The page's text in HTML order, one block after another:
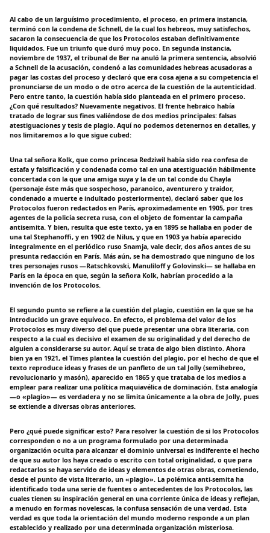
Al cabo de un larguísimo procedimiento, el proceso, en primera instancia,
terminó con la condena de Schnell, de la cual los hebreos, muy satisfechos,
sacaron la consecuencia de que los Protocolos estaban definitivamente
liquidados. Fue un triunfo que duró muy poco. En segunda instancia,
noviembre de 1937, el tribunal de Ber na anuló la primera sentencia, absolvió
a Schnell de la acusación, condenó a las comunidades hebreas acusadoras a
pagar las costas del proceso y declaró que era cosa ajena a su competencia el
pronunciarse de un modo o de otro acerca de la cuestión de la autenticidad.
Pero entre tanto, la cuestión había sido planteada en el primero proceso.
¿Con qué resultados? Nuevamente negativos. El frente hebraico había
tratado de lograr sus fines valiéndose de dos medios principales: falsas
atestiguaciones y tesis de plagio. Aquí no podemos detenernos en detalles, y
nos limitaremos a lo que sigue cubed:
Una tal señora Kolk, que como princesa Redziwil había sido rea confesa de
estafa y falsificación y condenada como tal en una atestiguación hábilmente
concertada con la que una amiga suya y la de un tal conde du Chayla
(personaje éste más que sospechoso, paranoico, aventurero y traidor,
condenado a muerte e indultado posteriormente), declaró saber que los
Protocolos fueron redactados en París, aproximadamente en 1905, por tres
agentes de la policía secreta rusa, con el objeto de fomentar la campaña
antisemita. Y bien, resulta que este texto, ya en 1895 se hallaba en poder de
una tal Stephanoffi, y en 1902 de Nilus, y que en 1903 ya había aparecido
integralmente en el periódico ruso Snamja, vale decir, dos años antes de su
presunta redacción en París. Más aún, se ha demostrado que ninguno de los
tres personajes rusos —Ratschkovski, Manuliloff y Golovinski— se hallaba en
París en la época en que, según la señora Kolk, habrían procedido a la
invención de los Protocolos.
El segundo punto se refiere a la cuestión del plagio, cuestión en la que se ha
introducido un grave equívoco. En efecto, el problema del valor de los
Protocolos es muy diverso del que puede presentar una obra literaria, con
respecto a la cual es decisivo el examen de su originalidad y del derecho de
alguien a considerarse su autor. Aquí se trata de algo bien distinto. Ahora
bien ya en 1921, el Times plantea la cuestión del plagio, por el hecho de que el
texto reproduce ideas y frases de un panfleto de un tal Jolly (semihebreo,
revolucionario y masón), aparecido en 1865 y que trataba de los medios a
emplear para realizar una política maquiavélica de dominación. Esta analogía
—o «plagio»— es verdadera y no se limita únicamente a la obra de Jolly, pues
se extiende a diversas obras anteriores.
Pero ¿qué puede significar esto? Para resolver la cuestión de si los Protocolos
corresponden o no a un programa formulado por una determinada
organización oculta para alcanzar el dominio universal es indiferente el hecho
de que su autor los haya creado o escrito con total originalidad, o que para
redactarlos se haya servido de ideas y elementos de otras obras, cometiendo,
desde el punto de vista literario, un «plagio». La polémica anti-semita ha
identificado toda una serie de fuentes o antecedentes de los Protocolos, las
cuales tienen su inspiración general en una corriente única de ideas y reflejan,
a menudo en formas novelescas, la confusa sensación de una verdad. Esta
verdad es que toda la orientación del mundo moderno responde a un plan
establecido y realizado por una determinada organización misteriosa.